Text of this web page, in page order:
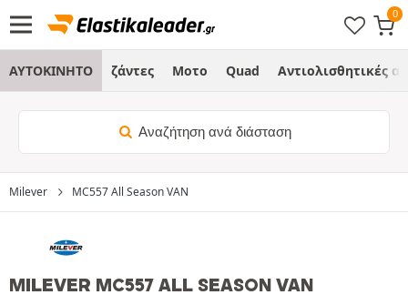
ΑΥΤΟΚΙΝΗΤΟ ζάντες Μοτο Quad Αντιολισθητικές
Αναζήτηση ανά διάσταση
Milever MC557 All Season VAN
MILEVER MC557 ALL SEASON VAN